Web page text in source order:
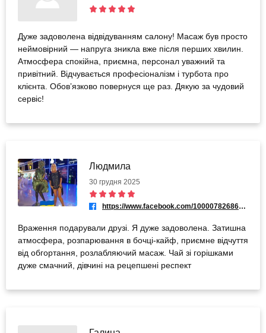
Дуже задоволена відвідуванням салону! Масаж був просто
неймовірний — напруга зникла вже після перших хвилин.
Атмосфера спокійна, приємна, персонал уважний та
привітний. Відчувається професіоналізм і турбота про
клієнта. Обовʼязково повернуся ще раз. Дякую за чудовий
сервіс!
Людмила
30 грудня 2025
https://www.facebook.com/100007826866135
Враження подарували друзі. Я дуже задоволена. Затишна
атмосфера, розпарювання в бочці-кайф, приємне відчуття
від обгортання, розлабляючий масаж. Чай зі горішками
дуже смачний, дівчині на рецепшені респект